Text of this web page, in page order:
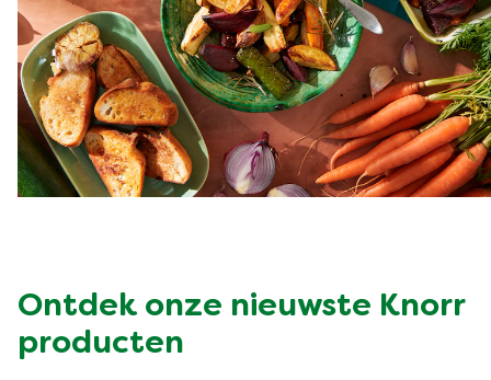
Ontdek onze nieuwste Knorr
producten